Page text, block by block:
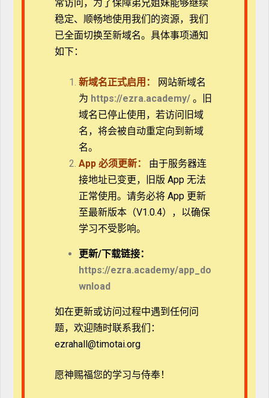
材，协助教会培训「婚姻导友」，建立家庭事奉团队。
曾获聘好消息电视台家庭事工部创部主任，开设家庭关
怀专线，于「幸福学堂」主持数十集各类家庭节目及
「幸福来敲门」来宾专家，亦为救恩之声电台「幸福好
延老师教育背景
台湾正道福音神学院教牧博士
美国加州丰收神学院道学硕士
美国加州丰收神学院家庭辅导硕士
中国高级心理咨询师台湾真爱家庭协会执行长
婚姻导师学院院长
纽约教育中心汉语网络神学院「家庭事工」系义务主任
本课程经台湾真爱家庭协会授权使用
家庭 心理學– Podcast
暂无评论
发表评论
常访问， 为了保障弟兄姐妹能够继续
稳定、顺畅地使用我们的资源，我们
已全面切换至新域名。具体事项通知
如下：
新域名正式启用：
网站新域名
为 https://ezra.academy/ 。旧
域名已停止使用，若访问旧域
名，将会被自动重定向到新域
名。
App必须更新：
由于服务器连
接地址已变更，旧版 App 无法
正常使用。请务必将 App 更新
至最新版本（V1.0.4），以确保
学习不受影响。
更新/下载链接：
https://ezra.academy/app_do
wnload
如在更新或访问过程中遇到任何问
题，欢迎随时联系我们：
ezrahall@timotai.org
愿神赐福您的学习与侍奉！